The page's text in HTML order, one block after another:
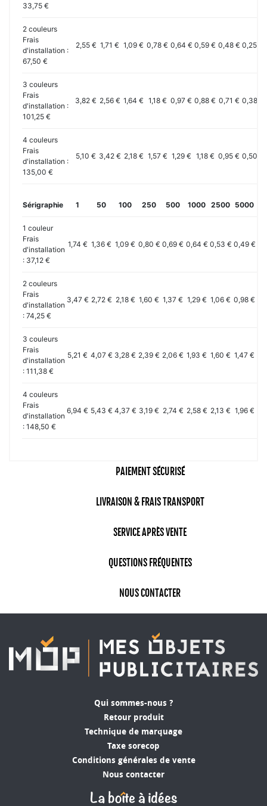
33,75 €
2 couleurs
Frais
d'installation :
67,50 €
2,55 € 1,71 € 1,09 € 0,78 € 0,64 € 0,59 € 0,48 € 0,25 €
3 couleurs
Frais
d'installation :
101,25 €
3,82 € 2,56 € 1,64 € 1,18 € 0,97 € 0,88 € 0,71 € 0,38 €
4 couleurs
Frais
d'installation :
135,00 €
5,10 € 3,42 € 2,18 € 1,57 € 1,29 € 1,18 € 0,95 € 0,50 €
Sérigraphie 1 50 100 250 500 1000 2500 5000
1 couleur
Frais
d'installation
: 37,12 €
1,74 € 1,36 € 1,09 € 0,80 € 0,69 € 0,64 € 0,53 € 0,49 €
2 couleurs
Frais
d'installation
: 74,25 €
3,47 € 2,72 € 2,18 € 1,60 € 1,37 € 1,29 € 1,06 € 0,98 €
3 couleurs
Frais
d'installation
: 111,38 €
5,21 € 4,07 € 3,28 € 2,39 € 2,06 € 1,93 € 1,60 € 1,47 €
4 couleurs
Frais
d'installation
: 148,50 €
6,94 € 5,43 € 4,37 € 3,19 € 2,74 € 2,58 € 2,13 € 1,96 €
PAIEMENT SÉCURISÉ
LIVRAISON & FRAIS TRANSPORT
SERVICE APRÈS VENTE
QUESTIONS FRÉQUENTES
NOUS CONTACTER
Qui sommes-nous ?
Retour produit
Technique de marquage
Taxe sorecop
Conditions générales de vente
Nous contacter